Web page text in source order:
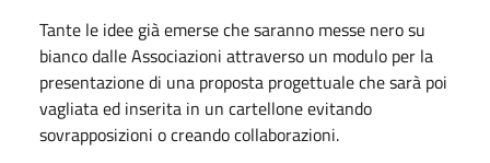
Tante le idee già emerse che saranno messe nero su
bianco dalle Associazioni attraverso un modulo per la
presentazione di una proposta progettuale che sarà poi
vagliata ed inserita in un cartellone evitando
sovrapposizioni o creando collaborazioni.